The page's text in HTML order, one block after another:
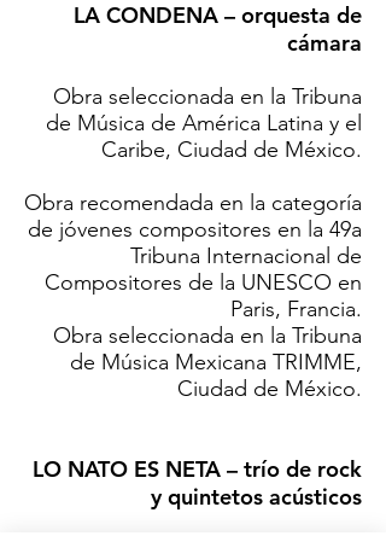
LA CONDENA – orquesta de
cámara
Obra seleccionada en la Tribuna
de Música de América Latina y el
Caribe, Ciudad de México.
Obra recomendada en la categoría
de jóvenes compositores en la 49a
Tribuna Internacional de
Compositores de la UNESCO en
Paris, Francia.
Obra seleccionada en la Tribuna
de Música Mexicana TRIMME,
Ciudad de México.
LO NATO ES NETA – trío de rock
y quintetos acústicos